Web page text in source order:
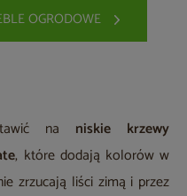
OGRODOWE
na niskie krzewy
, które dodają kolorów w
zrzucają liści zimą i przez